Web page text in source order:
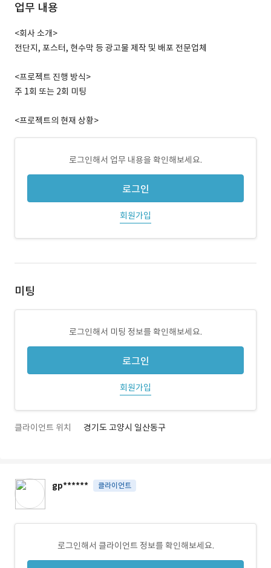
업무 내용
<회사 소개>
전단지, 포스터, 현수막 등 광고물 제작 및 배포 전문업체
<프로젝트 진행 방식>
주 1회 또는 2회 미팅
<프로젝트의 현재 상황>
로그인해서 업무 내용을 확인해보세요.
로그인
회원가입
미팅
로그인해서 미팅 정보를 확인해보세요.
로그인
회원가입
클라이언트 위치 경기도 고양시 일산동구
gp****** 클라이언트
로그인해서 클라이언트 정보를 확인해보세요.